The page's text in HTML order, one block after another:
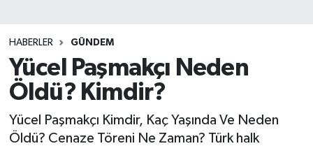
HABERLER GÜNDEM
Yücel Paşmakçı Neden
Öldü? Kimdir?
Yücel Paşmakçı Kimdir, Kaç Yaşında Ve Neden
Öldü? Cenaze Töreni Ne Zaman? Türk halk
DÜZCE
EREĞLİ
GÖKÇEBEY